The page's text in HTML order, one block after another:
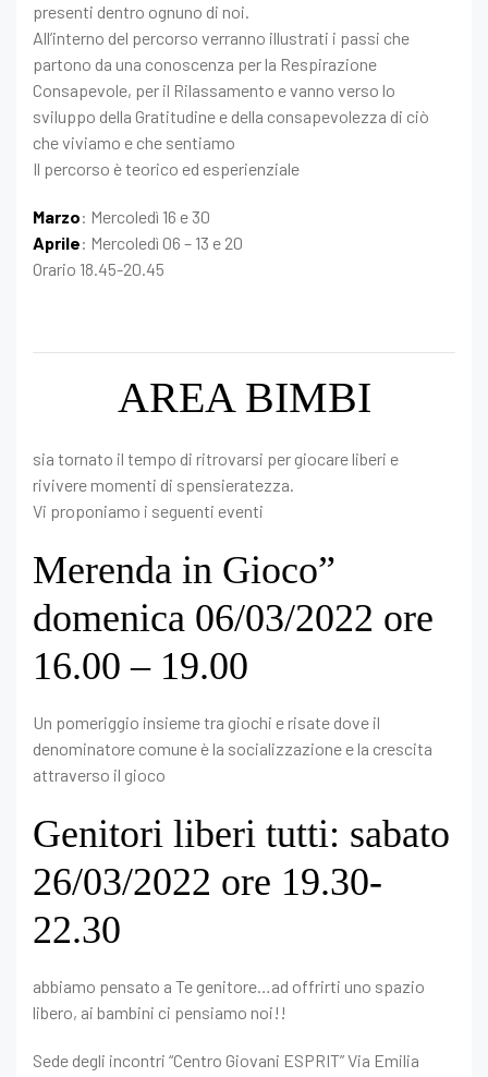
presenti dentro ognuno di noi.
All’interno del percorso verranno illustrati i passi che
partono da una conoscenza per la Respirazione
Consapevole, per il Rilassamento e vanno verso lo
sviluppo della Gratitudine e della consapevolezza di ciò
che viviamo e che sentiamo
Il percorso è teorico ed esperienziale
Marzo: Mercoledì 16 e 30
Aprile: Mercoledì 06 – 13 e 20
Orario 18.45-20.45
AREA BIMBI
sia tornato il tempo di ritrovarsi per giocare liberi e
rivivere momenti di spensieratezza.
Vi proponiamo i seguenti eventi
Merenda in Gioco”
domenica 06/03/2022 ore
16.00 – 19.00
Un pomeriggio insieme tra giochi e risate dove il
denominatore comune è la socializzazione e la crescita
attraverso il gioco
Genitori liberi tutti: sabato
26/03/2022 ore 19.30-
22.30
abbiamo pensato a Te genitore…ad offrirti uno spazio
libero, ai bambini ci pensiamo noi!!
Sede degli incontri “Centro Giovani ESPRIT” Via Emilia